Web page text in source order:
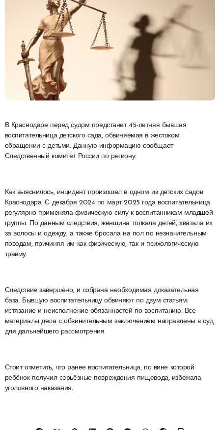
В Краснодаре перед судом предстанет 45-летняя бывшая
воспитательница детского сада, обвиняемая в жестоком
обращении с детьми. Данную информацию сообщает
Следственный комитет России по региону.
Как выяснилось, инцидент произошел в одном из детских садов
Краснодара. С декабря 2024 по март 2025 года воспитательница
регулярно применяла физическую силу к воспитанникам младшей
группы. По данным следствия, женщина толкала детей, хватала их
за волосы и одежду, а также бросала на пол по незначительным
поводам, причиняя им как физическую, так и психологическую
травму.
Следствие завершено, и собрана необходимая доказательная
база. Бывшую воспитательницу обвиняют по двум статьям:
истязание и неисполнение обязанностей по воспитанию. Все
материалы дела с обвинительным заключением направлены в суд
для дальнейшего рассмотрения.
Стоит отметить, что ранее воспитательница, по вине которой
ребёнок получил серьёзные повреждения пищевода, избежала
уголовного наказания.